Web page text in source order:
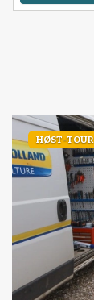
HØST-TOUR